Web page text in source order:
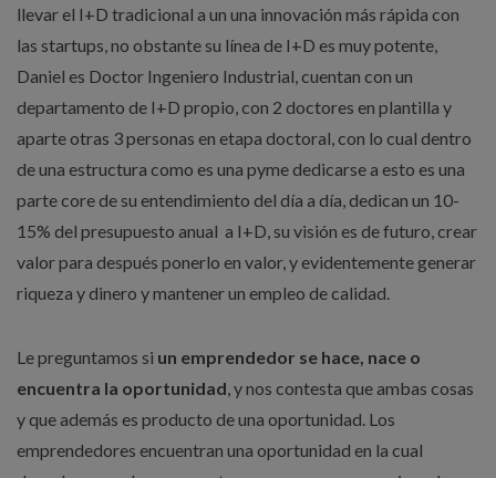
llevar el I+D tradicional a un una innovación más rápida con
las startups, no obstante su línea de I+D es muy potente,
Daniel es Doctor Ingeniero Industrial, cuentan con un
departamento de I+D propio, con 2 doctores en plantilla y
aparte otras 3 personas en etapa doctoral, con lo cual dentro
de una estructura como es una pyme dedicarse a esto es una
parte core de su entendimiento del día a día, dedican un 10-
15% del presupuesto anual a I+D, su visión es de futuro, crear
valor para después ponerlo en valor, y evidentemente generar
riqueza y dinero y mantener un empleo de calidad.
Le preguntamos si un emprendedor se hace, nace o
encuentra la oportunidad , y nos contesta que ambas cosas
y que además es producto de una oportunidad. Los
emprendedores encuentran una oportunidad en la cual